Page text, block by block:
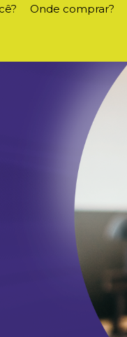
Onde comprar?